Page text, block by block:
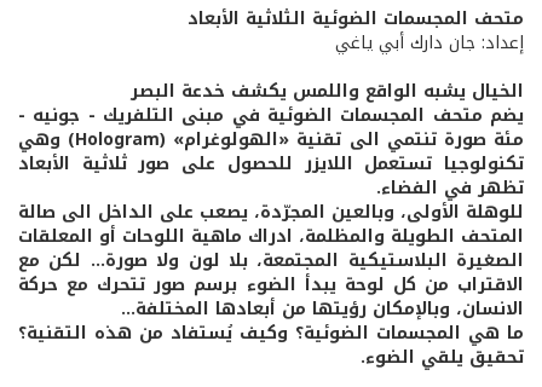
متحف المجسمات الضوئية الثلاثية الأبعاد
إعداد: جان دارك أبي ياغي
الخيال يشبه الواقع واللمس يكشف خدعة البصر
يضم متحف المجسمات الضوئية في مبنى التلفريك - جونيه -
مئة صورة تنتمي الى تقنية «الهولوغرام» (Hologram) وهي
تكنولوجيا تستعمل اللايزر للحصول على صور ثلاثية الأبعاد
تظهر في الفضاء.
للوهلة الأولى، وبالعين المجرّدة، يصعب على الداخل الى صالة
المتحف الطويلة والمظلمة، ادراك ماهية اللوحات أو المعلقات
الصغيرة البلاستيكية المجتمعة، بلا لون ولا صورة... لكن مع
الاقتراب من كل لوحة يبدأ الضوء برسم صور تتحرك مع حركة
الانسان، وبالإمكان رؤيتها من أبعادها المختلفة...
ما هي المجسمات الضوئية؟ وكيف يُستفاد من هذه التقنية؟
تحقيق يلقي الضوء.